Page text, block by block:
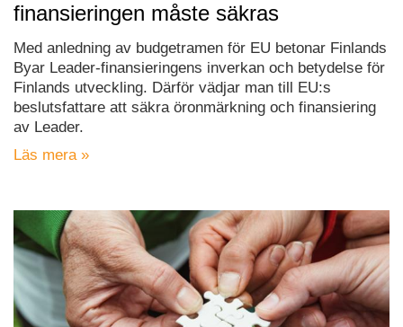
finansieringen måste säkras
Med anledning av budgetramen för EU betonar Finlands
Byar Leader-finansieringens inverkan och betydelse för
Finlands utveckling. Därför vädjar man till EU:s
beslutsfattare att säkra öronmärkning och finansiering
av Leader.
Läs mera »